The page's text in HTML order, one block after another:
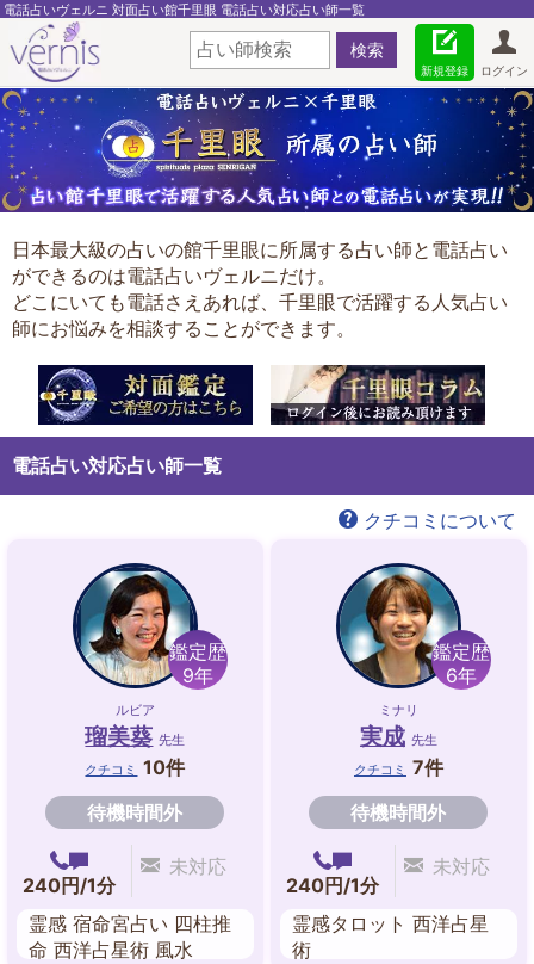
電話占いヴェルニ 対面占い館千里眼 電話占い対応占い師一覧
ログイン
新規登録
日本最大級の占いの館千里眼に所属する占い師と電話占い
ができるのは電話占いヴェルニだけ。
どこにいても電話さえあれば、千里眼で活躍する人気占い
師にお悩みを相談することができます。
電話占い対応占い師一覧
クチコミについて
鑑定歴
9年
ルビア
瑠美葵 先生
クチコミ
10件
待機時間外
240円/1分
未対応
霊感 宿命宮占い 四柱推
命 西洋占星術 風水
鑑定歴
6年
ミナリ
実成 先生
クチコミ 7件
待機時間外
240円/1分
未対応
霊感タロット 西洋占星
術